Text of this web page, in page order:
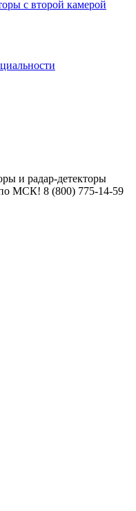
с второй камерой
по МСК! 8 (800) 775-14-59